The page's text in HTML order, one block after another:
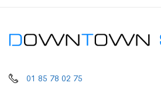
01 85 78 02 75